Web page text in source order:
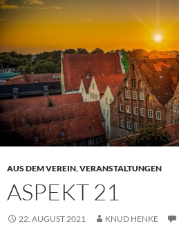
AUS DEM VEREIN,VERANSTALTUNGEN
ASPEKT 21
22. AUGUST 2021 KNUD HENKE